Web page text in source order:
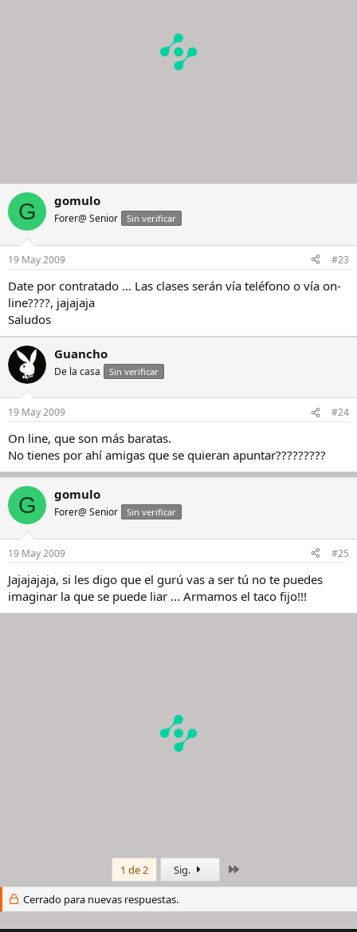
G gomulo
Forer@ Senior Sin verificar
19 May 2009 #23
Date por contratado ... Las clases serán vía teléfono o vía on-
line????, jajajaja
Saludos
Guancho
De la casa Sin verificar
19 May 2009 #24
On line, que son más baratas.
No tienes por ahí amigas que se quieran apuntar?????????
G gomulo
Forer@ Senior Sin verificar
19 May 2009 #25
Jajajajaja, si les digo que el gurú vas a ser tú no te puedes
imaginar la que se puede liar ... Armamos el taco fijo!!!
1 de 2 Sig.
Cerrado para nuevas respuestas.